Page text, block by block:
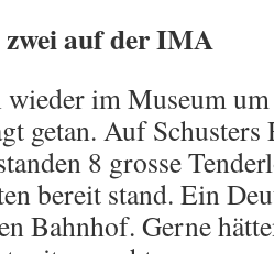
zwei auf der IMA
wieder im Museum
getan. Auf
8 grosse
bereit stand. Ein
Bahnhof. Gerne